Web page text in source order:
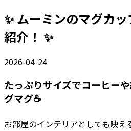
✨ ムーミンのマグカ
紹介！ ✨
2026-04-24
たっぷりサイズでコーヒー
グマグ☕
お部屋のインテリアとしても映え